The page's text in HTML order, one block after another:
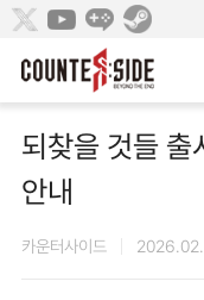
되찾을 것들
안내
카운터사이드